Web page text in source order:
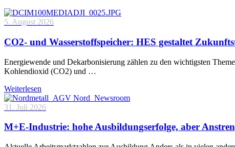
5. August 2026
CO2- und Wasserstoffspeicher: HES gestaltet
Energiewende und Dekarbonisierung zählen zu den wichtigsten
Kohlendioxid (CO2) und …
Weiterlesen
31. Juli 2026
M+E-Industrie: hohe Ausbildungserfolge, aber